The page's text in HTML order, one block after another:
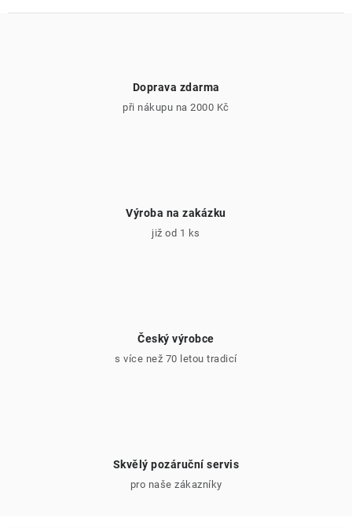
Doprava zdarma
při nákupu na 2000 Kč
Výroba na zakázku
již od 1 ks
Český výrobce
s více než 70 letou tradicí
Skvělý pozáruční servis
pro naše zákazníky